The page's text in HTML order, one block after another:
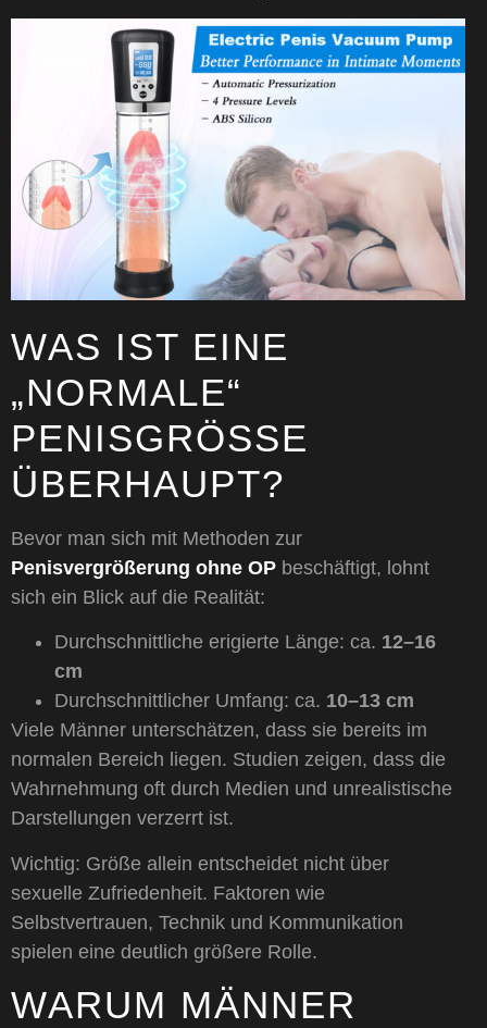
WAS IST EINE
„NORMALE“
PENISGRÖSSE Ü
BERHAUPT?
Bevor man sich mit Methoden zur
Penisvergrößerung ohne OP beschäftigt, lohnt
sich ein Blick auf die Realität:
Durchschnittliche erigierte Länge: ca. 12–16
cm
Durchschnittlicher Umfang: ca. 10–13 cm
Viele Männer unterschätzen, dass sie bereits im
normalen Bereich liegen. Studien zeigen, dass die
Wahrnehmung oft durch Medien und unrealistische
Darstellungen verzerrt ist.
Wichtig: Größe allein entscheidet nicht über
sexuelle Zufriedenheit. Faktoren wie
Selbstvertrauen, Technik und Kommunikation
spielen eine deutlich größere Rolle.
WARUM MÄNNER